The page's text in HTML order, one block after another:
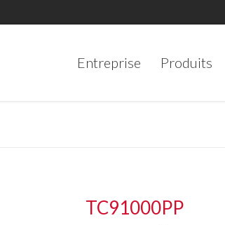
Entreprise Produits
TC91000PP